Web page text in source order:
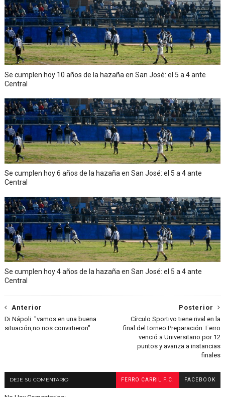
Se cumplen hoy 10 años de la hazaña en San José: el 5 a 4 ante
Central
Se cumplen hoy 6 años de la hazaña en San José: el 5 a 4 ante
Central
Se cumplen hoy 4 años de la hazaña en San José: el 5 a 4 ante
Central
Posterior
Círculo Sportivo tiene rival en la
final del torneo Preparación: Ferro
venció a Universitario por 12
puntos y avanza a instancias
finales
Anterior
Di Nápoli: "vamos en una buena
situación,no nos convirtieron"
DEJE SU COMENTARIO FERRO CARRIL F.C. FACEBOOK